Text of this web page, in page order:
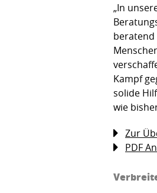
„In
beratend
Kampf
solide
wie
Zur
PDF